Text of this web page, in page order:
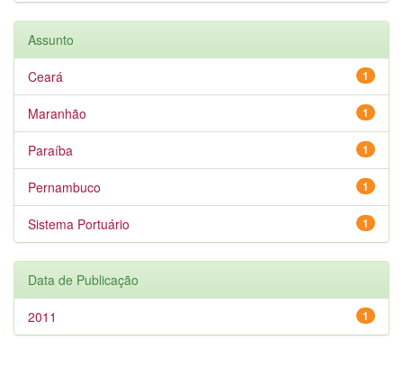
Assunto
1
Ceará
1
Maranhão
1
Paraíba
1
Pernambuco
1
Sistema Portuário
Data de Publicação
1
2011